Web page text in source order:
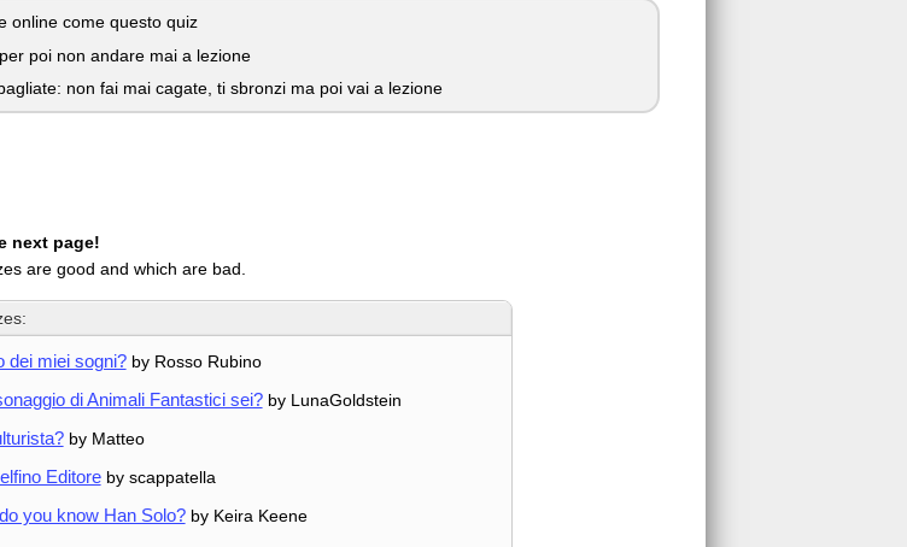
online come questo quiz
poi non andare mai a lezione
non fai mai cagate, ti sbronzi ma poi vai a lezione
next page!
are good and which are bad.
dei miei sogni?by Rosso Rubino
di Animali Fantastici sei?by LunaGoldstein
by Matteo
Editoreby scappatella
you know Han Solo?by Keira Keene